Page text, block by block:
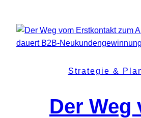
Strategie &
Der Weg